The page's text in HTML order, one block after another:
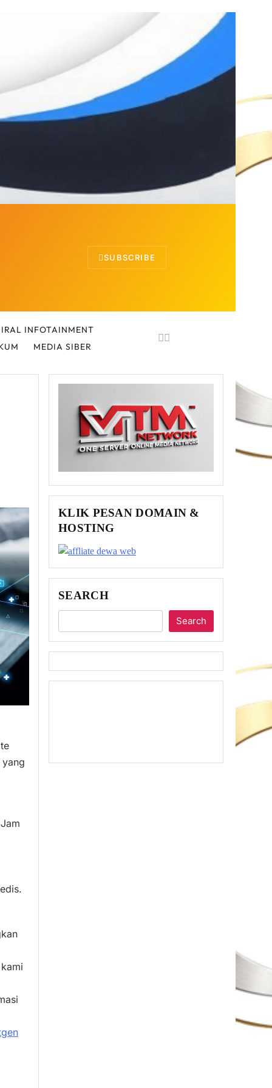
SUBSCRIBE
INFOTAINMENT
MEDIA SIBER
KLIK PESAN DOMAIN &
HOSTING
SEARCH
Search